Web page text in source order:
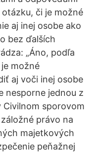
či je možné
aj inej osobe ako
bez ďalších
„Áno, podľa
možné
aj voči inej osobe
nesporne jednou z
Civilnom sporovom
právo na
majetkových
peňažnej